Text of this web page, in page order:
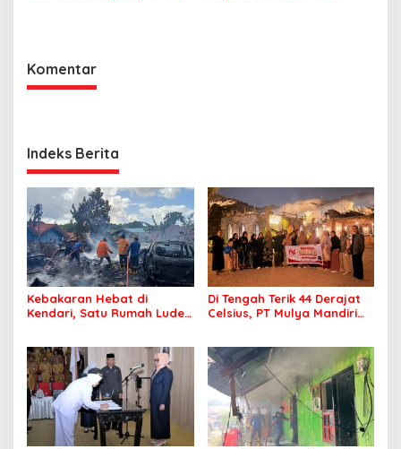
Komentar
Indeks Berita
Kebakaran Hebat di
Kendari, Satu Rumah Ludes
Di Tengah Terik 44 Derajat
Celsius, PT Mulya Mandiri
Nyaman Beribadah